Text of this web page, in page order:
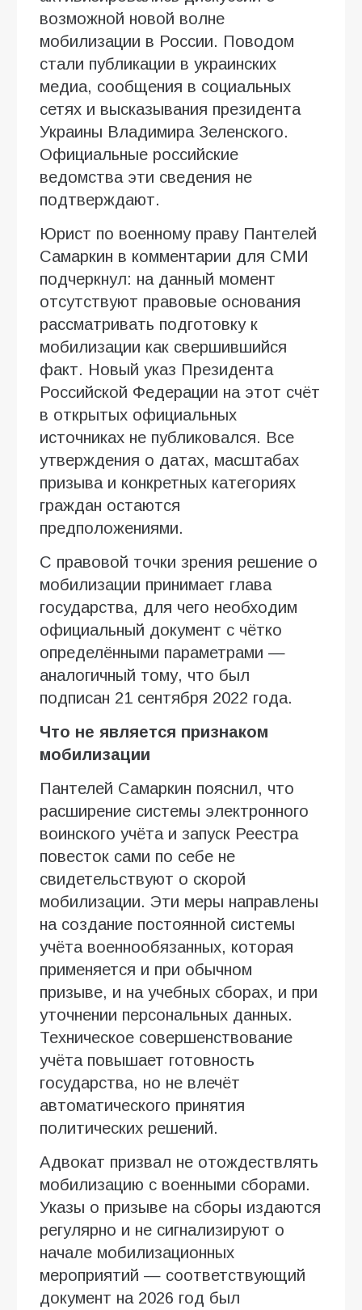
возможной новой волне
мобилизации в России. Поводом
стали публикации в украинских
медиа, сообщения в социальных
сетях и высказывания президента
Украины Владимира Зеленского.
Официальные российские
ведомства эти сведения не
подтверждают.
Юрист по военному праву Пантелей
Самаркин в комментарии для СМИ
подчеркнул: на данный момент
отсутствуют правовые основания
рассматривать подготовку к
мобилизации как свершившийся
факт. Новый указ Президента
Российской Федерации на этот счёт
в открытых официальных
источниках не публиковался. Все
утверждения о датах, масштабах
призыва и конкретных категориях
граждан остаются
предположениями.
С правовой точки зрения решение о
мобилизации принимает глава
государства, для чего необходим
официальный документ с чётко
определёнными параметрами —
аналогичный тому, что был
подписан 21 сентября 2022 года.
Что не является признаком
мобилизации
Пантелей Самаркин пояснил, что
расширение системы электронного
воинского учёта и запуск Реестра
повесток сами по себе не
свидетельствуют о скорой
мобилизации. Эти меры направлены
на создание постоянной системы
учёта военнообязанных, которая
применяется и при обычном
призыве, и на учебных сборах, и при
уточнении персональных данных.
Техническое совершенствование
учёта повышает готовность
государства, но не влечёт
автоматического принятия
политических решений.
Адвокат призвал не отождествлять
мобилизацию с военными сборами.
Указы о призыве на сборы издаются
регулярно и не сигнализируют о
начале мобилизационных
мероприятий — соответствующий
документ на 2026 год был